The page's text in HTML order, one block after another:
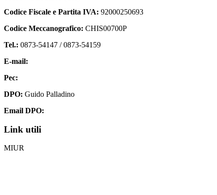
Codice Fiscale e Partita IVA: 92000250693
Codice Meccanografico: CHIS00700P
Tel.: 0873-54147 /0873-54159
E-mail:
Pec:
DPO: Guido Palladino
Email DPO:
Link utili
MIUR